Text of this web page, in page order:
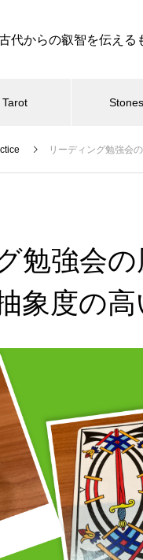
代からの叡智を伝える
Tarot Stones
リーディング勉強会
勉強会
象度の高